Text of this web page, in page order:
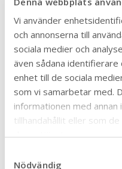
Vi använder
och annonserna till
sociala medier och
även sådana identifierare
enhet till de sociala
som vi samarbetar med.
informationen med
tillhandahållit eller som
deras tjänster.
Nödvändig